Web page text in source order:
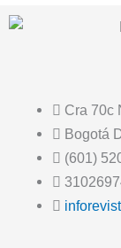
Cra 70c
Bogotá
(601)